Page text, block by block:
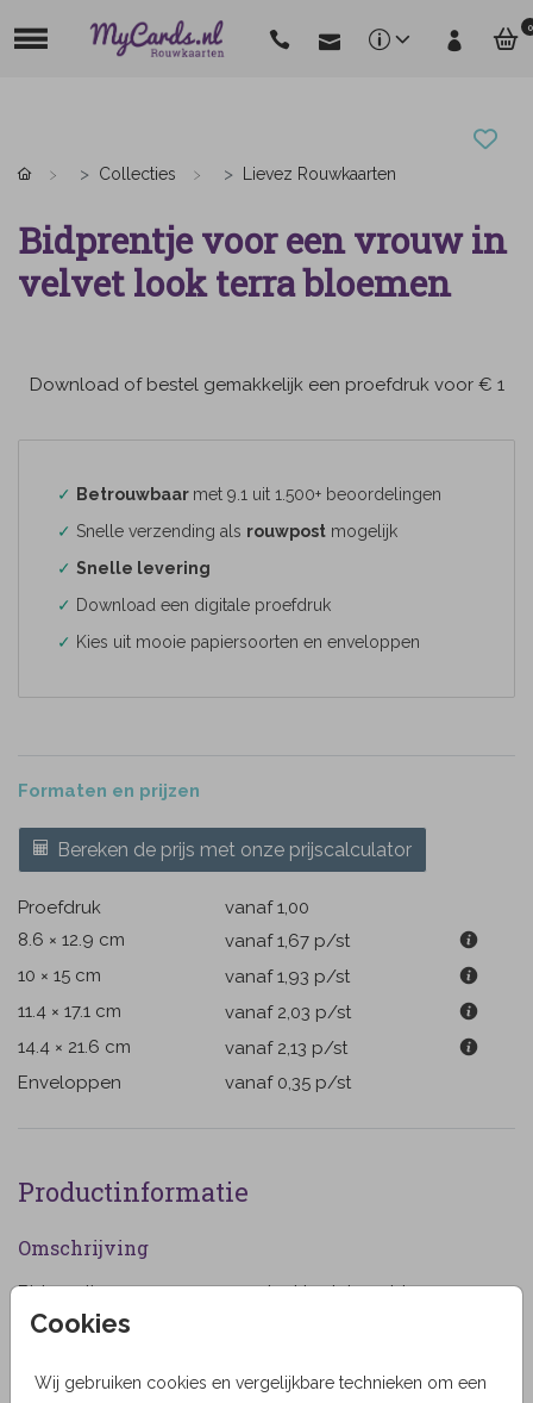
0
Cookies
Wij gebruiken cookies en vergelijkbare technieken om een
Collecties Lievez Rouwkaarten
Bidprentje voor een vrouw in
velvet look terra bloemen
Download of bestel gemakkelijk een proefdruk voor € 1
✓ Betrouwbaar met 9.1 uit 1.500+ beoordelingen
✓ Snelle verzending als rouwpost mogelijk
✓ Snelle levering
✓ Download een digitale proefdruk
✓ Kies uit mooie papiersoorten en enveloppen
Formaten en prijzen
Bereken de prijs met onze prijscalculator
Proefdruk
vanaf 1,00
8.6 × 12.9 cm
vanaf 1,67 p/st
10 × 15 cm
vanaf 1,93 p/st
11.4 × 17.1 cm
vanaf 2,03 p/st
14.4 × 21.6 cm
vanaf 2,13 p/st
Enveloppen
vanaf 0,35 p/st
Productinformatie
Omschrijving
Bidprentje voor een vrouw velvet look terra bloemen.
(963)
Designer